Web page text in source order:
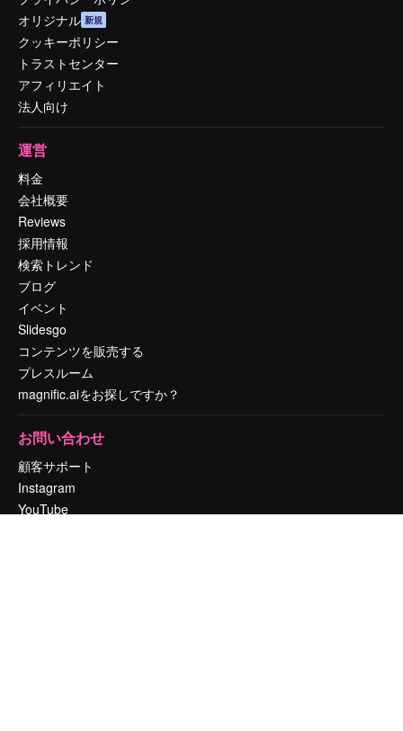
オリジナル 新規
クッキーポリシー
トラストセンター
アフィリエイト
法人向け
運営
料金
会社概要
Reviews
採用情報
検索トレンド
ブログ
イベント
Slidesgo
コンテンツを販売する
プレスルーム
magnific.aiをお探しですか？
お問い合わせ
顧客サポート
Instagram
YouTube